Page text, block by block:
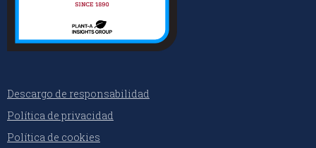
Descargo de responsabilidad
Política de privacidad
Política de cookies